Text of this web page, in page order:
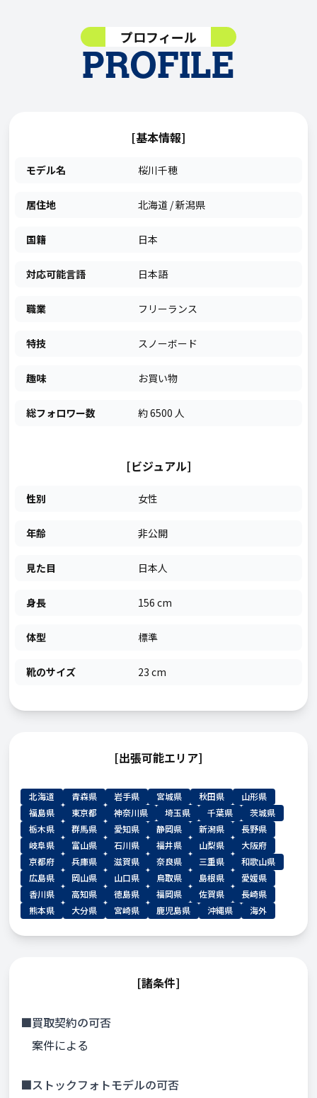
PROFILE
プロフィール
[基本情報]
モデル名 桜川千穂
居住地 北海道 / 新潟県
国籍 日本
対応可能言語 日本語
職業 フリーランス
特技 スノーボード
趣味 お買い物
総フォロワー数 約 6500 人
[ビジュアル]
性別 女性
年齢 非公開
見た目 日本人
身長 156 cm
体型 標準
靴のサイズ 23 cm
[出張可能エリア]
北海道 青森県 岩手県 宮城県 秋田県
山形県
福島県
東京都 神奈川県 埼玉県 千葉県
茨城県
栃木県
群馬県 愛知県 静岡県 新潟県
長野県
岐阜県
富山県 石川県 福井県 山梨県
大阪府
京都府
兵庫県 滋賀県 奈良県 三重県
和歌山県
広島県
岡山県 山口県 鳥取県 島根県
愛媛県
香川県
高知県 徳島県 福岡県 佐賀県
長崎県
熊本県
大分県 宮崎県 鹿児島県 沖縄県 海外
[諸条件]
■買取契約の可否
案件による
■ストックフォトモデルの可否